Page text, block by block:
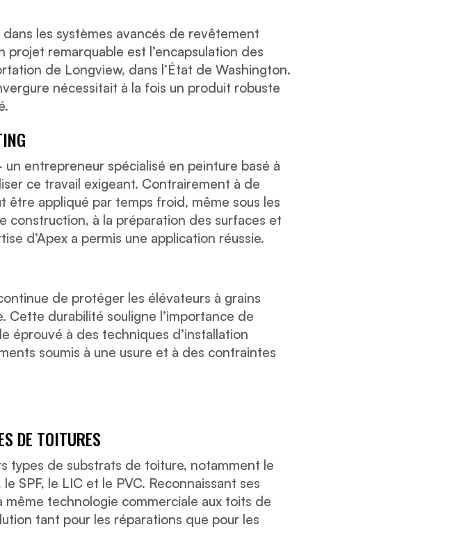
les systèmes avancés de revêtement
remarquable est l’encapsulation des
de Longview, dans l’État de Washington.
nécessitait à la fois un produit robuste
entrepreneur spécialisé en peinture basé à
ce travail exigeant. Contrairement à de
être appliqué par temps froid, même sous les
construction, à la préparation des surfaces et
d’Apex a permis une application réussie.
de protéger les élévateurs à grains
Cette durabilité souligne l’importance de
éprouvé à des techniques d’installation
soumis à une usure et à des contraintes
DE TOITURES
types de substrats de toiture, notamment le
SPF, le LIC et le PVC. Reconnaissant ses
technologie commerciale aux toits de
tant pour les réparations que pour les